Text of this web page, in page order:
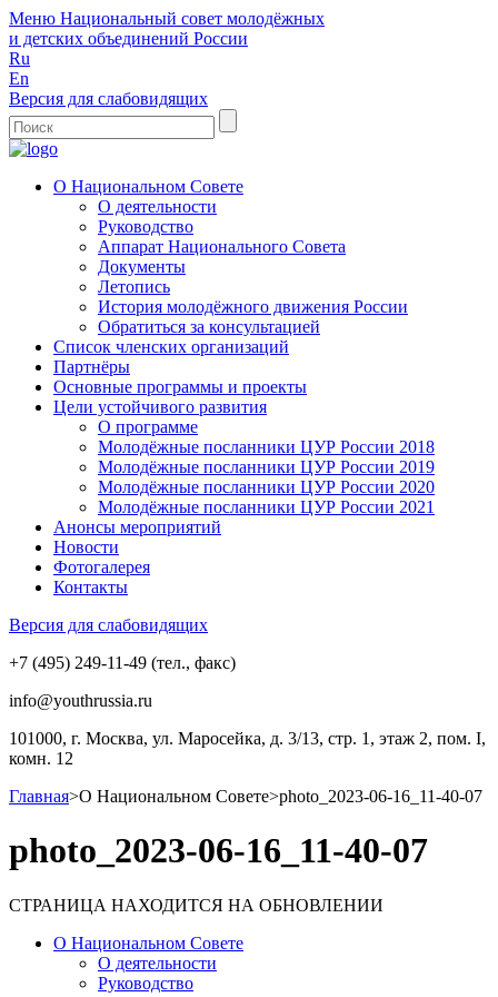
Меню Национальный совет молодёжных
и детских объединений России
Ru
En
Версия для слабовидящих
О Национальном Совете
О деятельности
Руководство
Аппарат Национального Совета
Документы
Летопись
История молодёжного движения России
Обратиться за консультацией
Список членских организаций
Партнёры
Основные программы и проекты
Цели устойчивого развития
О программе
Молодёжные посланники ЦУР России 2018
Молодёжные посланники ЦУР России 2019
Молодёжные посланники ЦУР России 2020
Молодёжные посланники ЦУР России 2021
Анонсы мероприятий
Новости
Фотогалерея
Контакты
Версия для слабовидящих
+7 (495) 249-11-49 (тел., факс)
info@youthrussia.ru
101000, г. Москва, ул. Маросейка, д. 3/13, стр. 1, этаж 2, пом. I,
комн. 12
Главная>О Национальном Совете>photo_2023-06-16_11-40-07
photo_2023-06-16_11-40-07
СТРАНИЦА НАХОДИТСЯ НА ОБНОВЛЕНИИ
О Национальном Совете
О деятельности
Руководство